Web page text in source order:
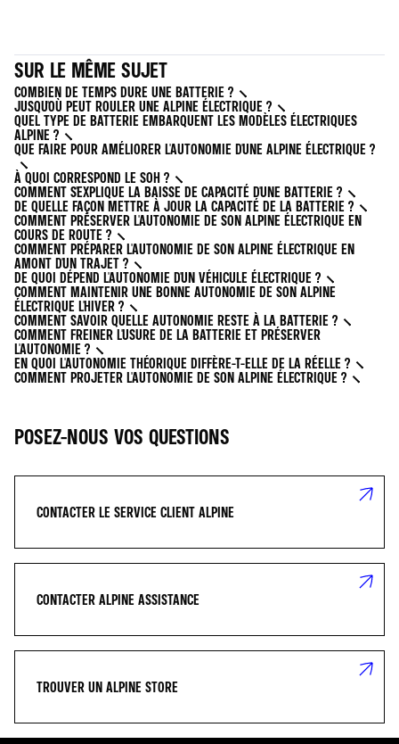
SUR LE MÊME SUJET
COMBIEN DE TEMPS DURE UNE BATTERIE ?
JUSQU'OÙ PEUT ROULER UNE ALPINE ÉLECTRIQUE ?
QUEL TYPE DE BATTERIE EMBARQUENT LES MODÈLES ÉLECTRIQUES
ALPINE ?
QUE FAIRE POUR AMÉLIORER L'AUTONOMIE D'UNE ALPINE ÉLECTRIQUE ?
À QUOI CORRESPOND LE SOH ?
COMMENT S'EXPLIQUE LA BAISSE DE CAPACITÉ D'UNE BATTERIE ?
DE QUELLE FAÇON METTRE À JOUR LA CAPACITÉ DE LA BATTERIE ?
COMMENT PRÉSERVER L'AUTONOMIE DE SON ALPINE ÉLECTRIQUE EN
COURS DE ROUTE ?
COMMENT PRÉPARER L'AUTONOMIE DE SON ALPINE ÉLECTRIQUE EN
AMONT D'UN TRAJET ?
DE QUOI DÉPEND L'AUTONOMIE D'UN VÉHICULE ÉLECTRIQUE ?
COMMENT MAINTENIR UNE BONNE AUTONOMIE DE SON ALPINE
ÉLECTRIQUE L'HIVER ?
COMMENT SAVOIR QUELLE AUTONOMIE RESTE À LA BATTERIE ?
COMMENT FREINER L'USURE DE LA BATTERIE ET PRÉSERVER
L'AUTONOMIE ?
EN QUOI L'AUTONOMIE THÉORIQUE DIFFÈRE-T-ELLE DE LA RÉELLE ?
COMMENT PROJETER L'AUTONOMIE DE SON ALPINE ÉLECTRIQUE ?
POSEZ-NOUS VOS QUESTIONS
CONTACTER LE SERVICE CLIENT ALPINE
CONTACTER ALPINE ASSISTANCE
TROUVER UN ALPINE STORE